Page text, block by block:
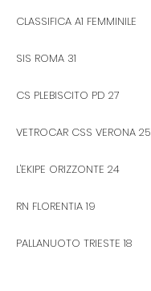
CLASSIFICA A1 FEMMINILE
SIS ROMA 31
CS PLEBISCITO PD 27
VETROCAR CSS VERONA 25
L'EKIPE ORIZZONTE 24
RN FLORENTIA 19
PALLANUOTO TRIESTE 18